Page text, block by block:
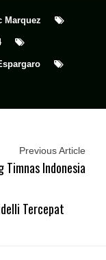
Marquez
Previous Article
Timnas Indonesia
Tercepat